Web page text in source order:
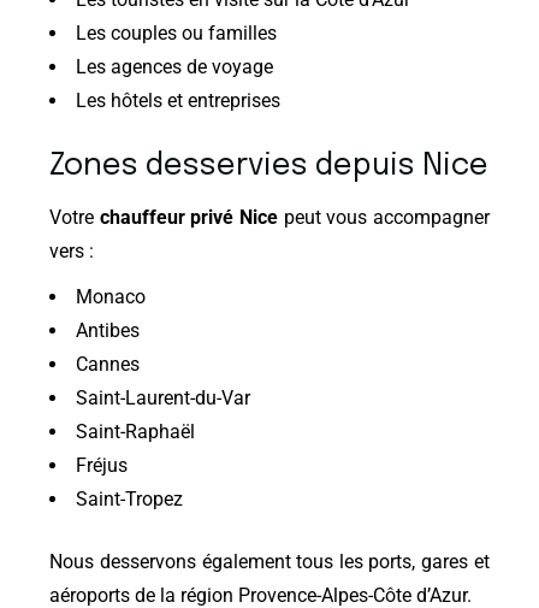
Les couples ou familles
Les agences de voyage
Les hôtels et entreprises
Zones desservies depuis Nice
Votre chauffeur privé Nice peut vous accompagner
vers :
Monaco
Antibes
Cannes
Saint-Laurent-du-Var
Saint-Raphaël
Fréjus
Saint-Tropez
Nous desservons également tous les ports, gares et
aéroports de la région Provence-Alpes-Côte d’Azur.